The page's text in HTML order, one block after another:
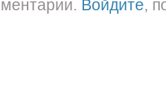
Войдите,